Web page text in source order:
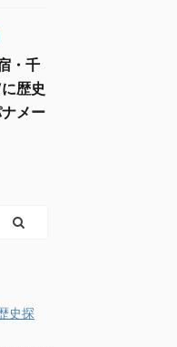
・千
歴史
メー
史探